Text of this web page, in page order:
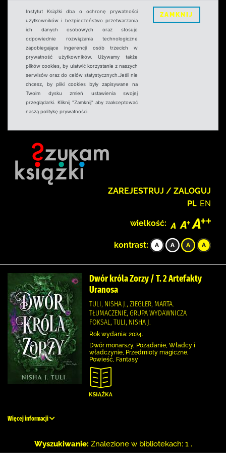
Instytut Książki dba o ochronę prywatności
użytkowników i bezpieczeństwo przetwarzania
ich danych osobowych oraz stosuje
odpowiednie rozwiązania technologiczne
zapobiegające ingerencji osób trzecich w
prywatność użytkowników. Używamy także
plików cookies, by ułatwić korzystanie z naszych
serwisów oraz do celów statystycznych.Jeśli nie
chcesz, by pliki cookies były zapisywane na
Twoim dysku zmień ustawienia swojej
przeglądarki. Kliknij "Zamknij" aby zaakceptować
naszą politykę prywatności.
ZAMKNIJ
ZAREJESTRUJ / ZALOGUJ
PL EN
wielkość:
kontrast:
Dwór króla Zorzy / T. 2 Artefakty
Uranosa
TULI, NISHA J., ZIEGLER, MARTA.
TŁUMACZENIE, GRUPA WYDAWNICZA
FOKSAL, TULI, NISHA J.
Rok wydania: 2024.
Dwór monarszy, Pożądanie, Władcy i
władczynie, Przedmioty magiczne,
Powieść, Fantasy
Więcej informacji
Wyszukiwanie: Znalezione w bibliotekach: 1 .